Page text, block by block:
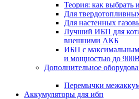
Теория: как выбрать
Для
Для настенных
Лучший ИБП для
внешними АКБ
ИБП с
и мощностью до
Дополнительное
Перемычки
Аккумуляторы для ибп